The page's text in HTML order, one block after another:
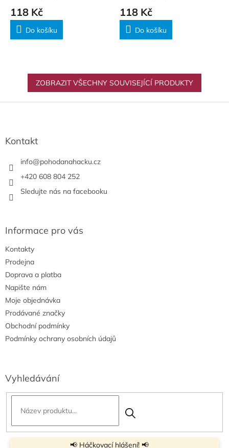
📢 Háčkovací hlášení! 📢
118 Kč
Do košíku
118 Kč
Do košíku
ZOBRAZIT VŠECHNY SOUVISEJÍCÍ PRODUKTY
Kontakt
info@pohodanahacku.cz
+420 608 804 252
Sledujte nás na facebooku
Informace pro vás
Kontakty
Prodejna
Doprava a platba
Napište nám
Moje objednávka
Prodávané značky
Obchodní podmínky
Podmínky ochrany osobních údajů
Vyhledávání